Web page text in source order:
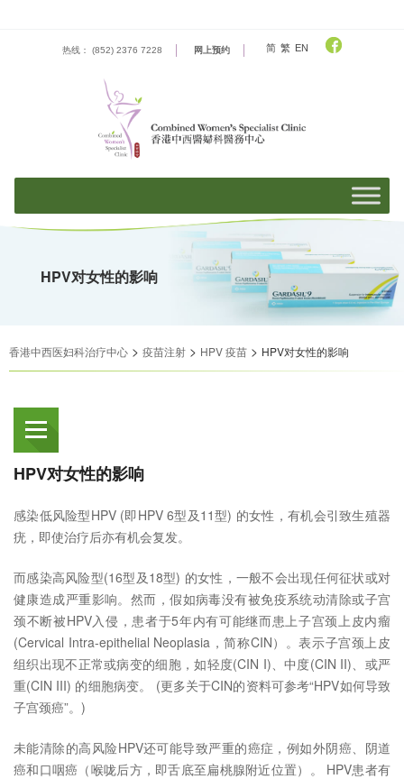
热线： (852) 2376 7228 网上预约 简 繁 EN
HPV对女性的影响
香港中西医妇科治疗中心 > 疫苗注射 > HPV 疫苗 > HPV对女性的影响
HPV对女性的影响
感染低风险型HPV (即HPV 6型及11型) 的女性，有机会引致生殖器
疣，即使治疗后亦有机会复发。
而感染高风险型(16型及18型) 的女性，一般不会出现任何征状或对
健康造成严重影响。然而，假如病毒没有被免疫系统动清除或子宫
颈不断被HPV入侵，患者于5年内有可能继而患上子宫颈上皮内瘤
(Cervical Intra-epithelial Neoplasia，简称CIN）。表示子宫颈上皮
组织出现不正常或病变的细胞，如轻度(CIN I)、中度(CIN II)、或严
重(CIN III) 的细胞病变。 (更多关于CIN的资料可参考“HPV如何导致
子宫颈癌”。)
未能清除的高风险HPV还可能导致严重的癌症，例如外阴癌、阴道
癌和口咽癌（喉咙后方，即舌底至扁桃腺附近位置）。 HPV患者有